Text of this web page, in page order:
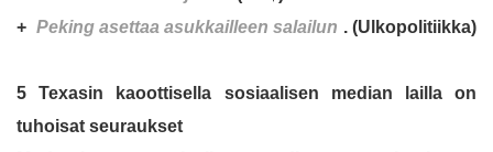
+ Peking asettaa asukkailleen salailun . (Ulkopolitiikka)
5 Texasin kaoottisella sosiaalisen median lailla on
tuhoisat seuraukset